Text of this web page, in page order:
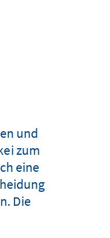
und
zum
eine
Die